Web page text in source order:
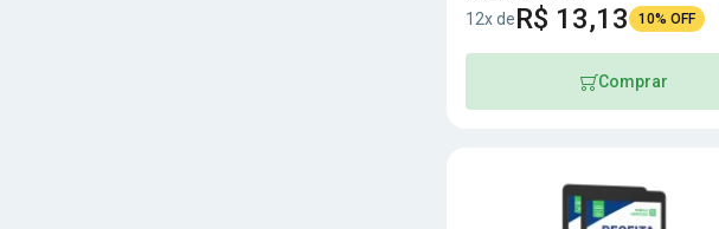
12x deR$ 13,13 10% OFF
Comprar